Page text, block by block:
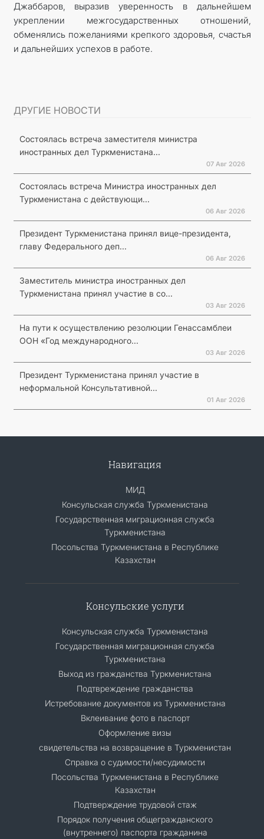
Джаббаров, выразив уверенность в дальнейшем
укреплении межгосударственных отношений,
обменялись пожеланиями крепкого здоровья, счастья
и дальнейших успехов в работе.
ДРУГИЕ НОВОСТИ
Состоялась встреча заместителя министра
иностранных дел Туркменистана...
07 Авг 2026
Состоялась встреча Министра иностранных дел
Туркменистана с действующи...
06 Авг 2026
Президент Туркменистана принял вице-президента,
главу Федерального деп...
06 Авг 2026
Заместитель министра иностранных дел
Туркменистана принял участие в со...
03 Авг 2026
На пути к осуществлению резолюции Генассамблеи
ООН «Год международного...
03 Авг 2026
Президент Туркменистана принял участие в
неформальной Консультативной...
01 Авг 2026
Навигация
МИД
Консульская служба Туркменистана
Государственная миграционная служба
Туркменистана
Посольства Туркменистана в Республике
Казахстан
Консульские услуги
Консульская служба Туркменистана
Государственная миграционная служба
Туркменистана
Выход из гражданства Туркменистана
Подтвреждение гражданства
Истребование документов из Туркменистана
Вклеивание фото в паспорт
Оформление визы
свидетельства на возвращение в Туркменистан
Справка о судимости/несудимости
Посольства Туркменистана в Республике
Казахстан
Подтверждение трудовой стаж
Порядок получения общегражданского
(внутреннего) паспорта гражданина